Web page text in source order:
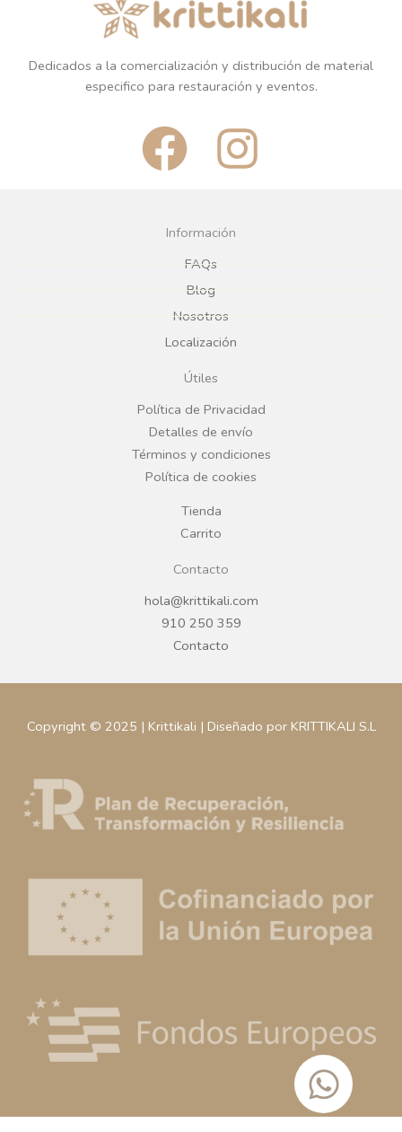
Dedicados a la comercialización y distribución de material
especifico para restauración y eventos.
F
a
c
e
b
o
o
k
I
n
g
r
a
Información
FAQs
Blog
Nosotros
Localización
Útiles
Política de Privacidad
Detalles de envío
Términos y condiciones
Política de cookies
Tienda
Carrito
Contacto
hola@krittikali.com
910 250 359
Contacto
Copyright © 2025 | Krittikali | Diseñado por KRITTIKALI S.L